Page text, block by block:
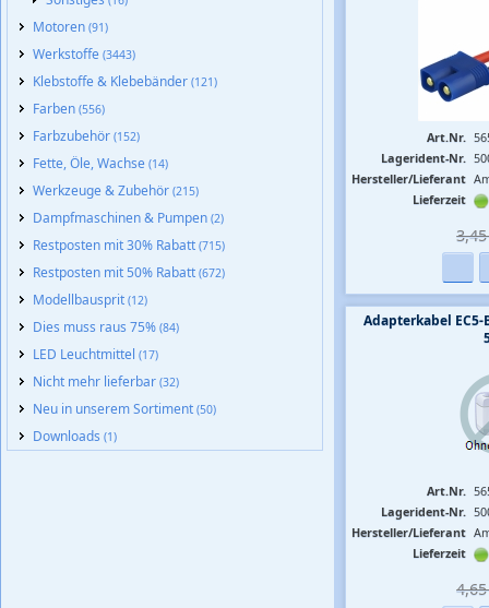
Motoren (91)
Werkstoffe (3443)
Klebstoffe & Klebebänder (121)
Farben (556)
Farbzubehör (152)
Fette, Öle, Wachse (14)
Werkzeuge & Zubehör (215)
Dampfmaschinen & Pumpen (2)
Restposten mit 30% Rabatt (715)
Restposten mit 50% Rabatt (672)
Modellbausprit (12)
Dies muss raus 75% (84)
LED Leuchtmittel (17)
Nicht mehr lieferbar (32)
Neu in unserem Sortiment (50)
Downloads (1)
Art.Nr.
Lagerident-Nr.
Hersteller/Lieferant
Lieferzeit
3,45
Adapterkabel
Art.Nr.
Lagerident-Nr.
Hersteller/Lieferant
Lieferzeit
4,65